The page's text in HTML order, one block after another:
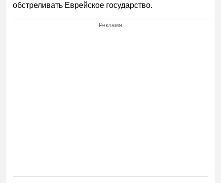
обстреливать Еврейское государство.
Реклама